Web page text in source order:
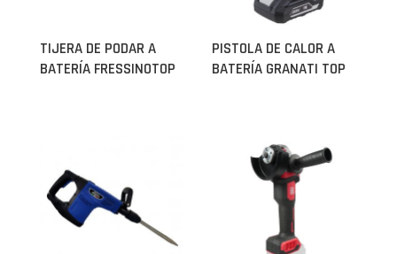
TIJERA DE PODAR A
BATERÍA FRESSINOTOP
PISTOLA DE CALOR A
BATERÍA GRANATI TOP